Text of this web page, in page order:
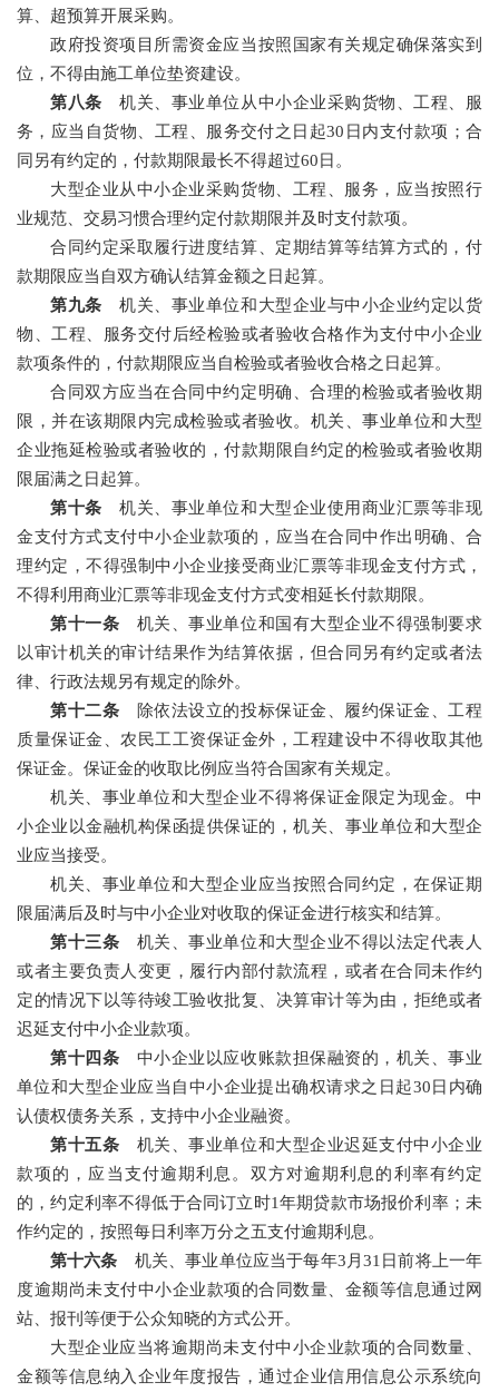
算、超预算开展采购。
政府投资项目所需资金应当按照国家有关规定确保落实到
位，不得由施工单位垫资建设。
第八条 机关、事业单位从中小企业采购货物、工程、服
务，应当自货物、工程、服务交付之日起30日内支付款项；合
同另有约定的，付款期限最长不得超过60日。
大型企业从中小企业采购货物、工程、服务，应当按照行
业规范、交易习惯合理约定付款期限并及时支付款项。
合同约定采取履行进度结算、定期结算等结算方式的，付
款期限应当自双方确认结算金额之日起算。
第九条 机关、事业单位和大型企业与中小企业约定以货
物、工程、服务交付后经检验或者验收合格作为支付中小企业
款项条件的，付款期限应当自检验或者验收合格之日起算。
合同双方应当在合同中约定明确、合理的检验或者验收期
限，并在该期限内完成检验或者验收。机关、事业单位和大型
企业拖延检验或者验收的，付款期限自约定的检验或者验收期
限届满之日起算。
第十条 机关、事业单位和大型企业使用商业汇票等非现
金支付方式支付中小企业款项的，应当在合同中作出明确、合
理约定，不得强制中小企业接受商业汇票等非现金支付方式，
不得利用商业汇票等非现金支付方式变相延长付款期限。
第十一条 机关、事业单位和国有大型企业不得强制要求
以审计机关的审计结果作为结算依据，但合同另有约定或者法
律、行政法规另有规定的除外。
第十二条 除依法设立的投标保证金、履约保证金、工程
质量保证金、农民工工资保证金外，工程建设中不得收取其他
保证金。保证金的收取比例应当符合国家有关规定。
机关、事业单位和大型企业不得将保证金限定为现金。中
小企业以金融机构保函提供保证的，机关、事业单位和大型企
业应当接受。
机关、事业单位和大型企业应当按照合同约定，在保证期
限届满后及时与中小企业对收取的保证金进行核实和结算。
第十三条 机关、事业单位和大型企业不得以法定代表人
或者主要负责人变更，履行内部付款流程，或者在合同未作约
定的情况下以等待竣工验收批复、决算审计等为由，拒绝或者
迟延支付中小企业款项。
第十四条 中小企业以应收账款担保融资的，机关、事业
单位和大型企业应当自中小企业提出确权请求之日起30日内确
认债权债务关系，支持中小企业融资。
第十五条 机关、事业单位和大型企业迟延支付中小企业
款项的，应当支付逾期利息。双方对逾期利息的利率有约定
的，约定利率不得低于合同订立时1年期贷款市场报价利率；未
作约定的，按照每日利率万分之五支付逾期利息。
第十六条 机关、事业单位应当于每年3月31日前将上一年
度逾期尚未支付中小企业款项的合同数量、金额等信息通过网
站、报刊等便于公众知晓的方式公开。
大型企业应当将逾期尚未支付中小企业款项的合同数量、
金额等信息纳入企业年度报告，通过企业信用信息公示系统向